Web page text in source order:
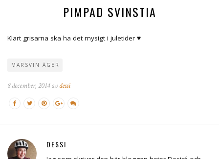
PIMPAD SVINSTIA
Klart grisarna ska ha det mysigt i juletider ♥
MARSVIN ÄGER
8 december, 2014 avdessi
DESSI